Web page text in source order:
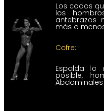
Los codos
los
antebrazos
más o
Cofre:
Espalda lo
posible,